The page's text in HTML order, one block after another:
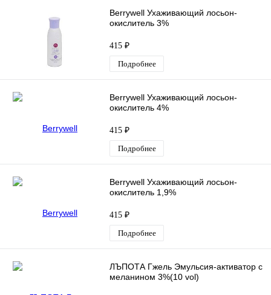
Berrywell Ухаживающий лосьон-
окислитель 3%
415 ₽
Подробнее
Berrywell Ухаживающий лосьон-
окислитель 4%
415 ₽
Подробнее
Berrywell Ухаживающий лосьон-
окислитель 1,9%
415 ₽
Подробнее
ЛЪПОТА Гжель Эмульсия-активатор с
меланином 3%(10 vol)